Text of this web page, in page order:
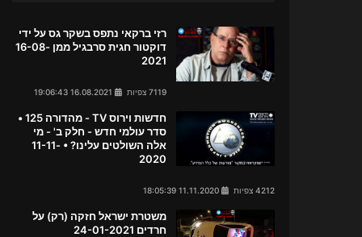
רזי ברקאי נתפס בשקר גס על ידי
דוקטור חגית סרבגיל ממן 16-08-
2021
7119 צפיות
חדשות וירוס TV - מהדורה 125 •
סדר עולמי חדש - חלק ב' - מי
אלה השולטים עלינו? • 11-11-
2020
4212 צפיות
משטרת ישראל חזקה (רק) על
חרדים 24-01-2021